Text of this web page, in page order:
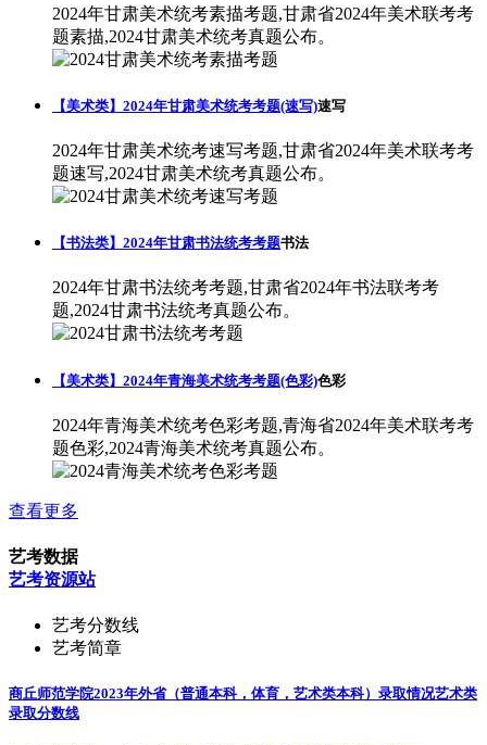
2024年甘肃美术统考素描考题,甘肃省2024年美术联考考
题素描,2024甘肃美术统考真题公布。
【美术类】2024年甘肃美术统考考题(速写)速写
2024年甘肃美术统考速写考题,甘肃省2024年美术联考考
题速写,2024甘肃美术统考真题公布。
【书法类】2024年甘肃书法统考考题书法
2024年甘肃书法统考考题,甘肃省2024年书法联考考
题,2024甘肃书法统考真题公布。
【美术类】2024年青海美术统考考题(色彩)色彩
2024年青海美术统考色彩考题,青海省2024年美术联考考
题色彩,2024青海美术统考真题公布。
查看更多
艺考数据
艺考资源站
艺考分数线
艺考简章
商丘师范学院2023年外省（普通本科，体育，艺术类本科）录取情况艺术类
录取分数线